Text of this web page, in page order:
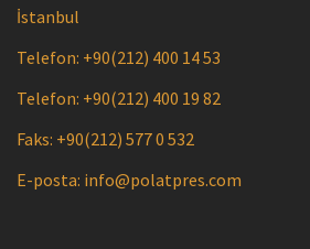
İstanbul
Telefon: +90(212) 400 14 53
Telefon: +90(212) 400 19 82
Faks: +90(212) 577 0 532
E-posta: info@polatpres.com